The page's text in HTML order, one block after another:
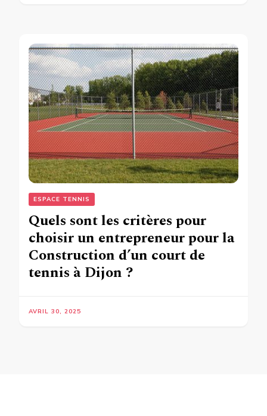
ESPACE TENNIS
Quels sont les critères pour
choisir un entrepreneur pour la
Construction d’un court de
tennis à Dijon ?
AVRIL 30, 2025